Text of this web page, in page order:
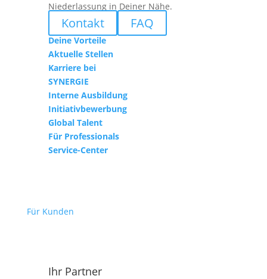
Niederlassung in Deiner Nähe.
Kontakt FAQ
Deine Vorteile
Aktuelle Stellen
Karriere bei
SYNERGIE
Interne Ausbildung
Initiativbewerbung
Global Talent
Für Professionals
Service-Center
Für Kunden
Ihr Partner